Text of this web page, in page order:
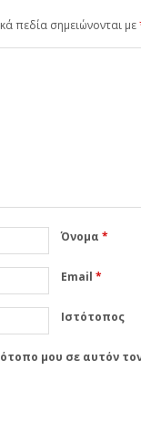
πεδία σημειώνονται με
Όνομα*
Email*
Ιστότοπος
μου σε αυτόν